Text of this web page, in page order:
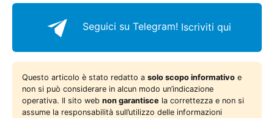
Seguici su Telegram! Iscriviti qui
Questo articolo è stato redatto a solo scopo informativo e
non si può considerare in alcun modo un’indicazione
operativa. Il sito web non garantisce la correttezza e non si
assume la responsabilità sull’utilizzo delle informazioni